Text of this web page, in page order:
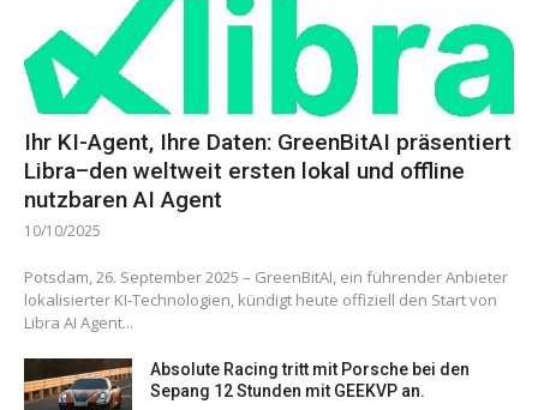
Ihr KI-Agent, Ihre Daten: GreenBitAI präsentiert
Libra–den weltweit ersten lokal und offline
nutzbaren AI Agent
10/10/2025
Potsdam, 26. September 2025 – GreenBitAI, ein führender Anbieter
lokalisierter KI-Technologien, kündigt heute offiziell den Start von
Libra AI Agent...
Absolute Racing tritt mit Porsche bei den
Sepang 12 Stunden mit GEEKVP an.